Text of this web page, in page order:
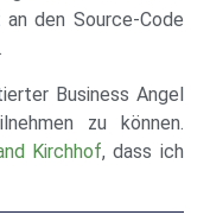
den Source-Code
Business Angel
zu können.
Kirchhof, dass ich